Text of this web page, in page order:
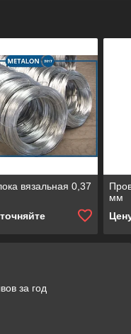
вязальная 0,37
мм
за год